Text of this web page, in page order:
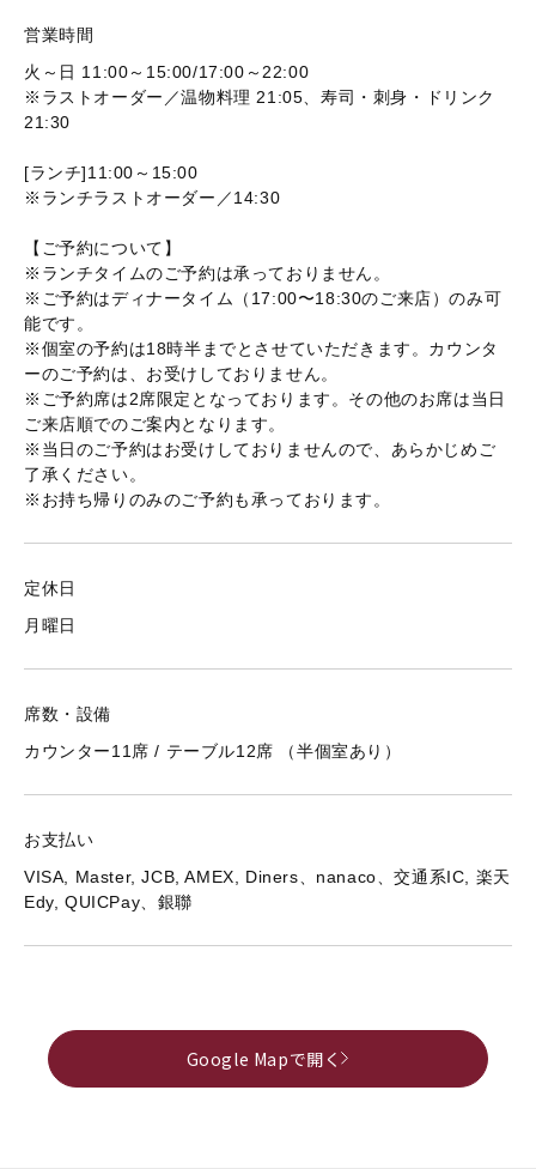
営業時間
火～日 11:00～15:00/17:00～22:00
※ラストオーダー／温物料理 21:05、寿司・刺身・ドリンク
21:30
[ランチ]11:00～15:00
※ランチラストオーダー／14:30
【ご予約について】
※ランチタイムのご予約は承っておりません。
※ご予約はディナータイム（17:00〜18:30のご来店）のみ可
能です。
※個室の予約は18時半までとさせていただきます。カウンタ
ーのご予約は、お受けしておりません。
※ご予約席は2席限定となっております。その他のお席は当日
ご来店順でのご案内となります。
※当日のご予約はお受けしておりませんので、あらかじめご
了承ください。
※お持ち帰りのみのご予約も承っております。
定休日
月曜日
席数・設備
カウンター11席 / テーブル12席 （半個室あり）
お支払い
VISA, Master, JCB, AMEX, Diners、nanaco、交通系IC, 楽天
Edy, QUICPay、銀聯
Google Mapで開く